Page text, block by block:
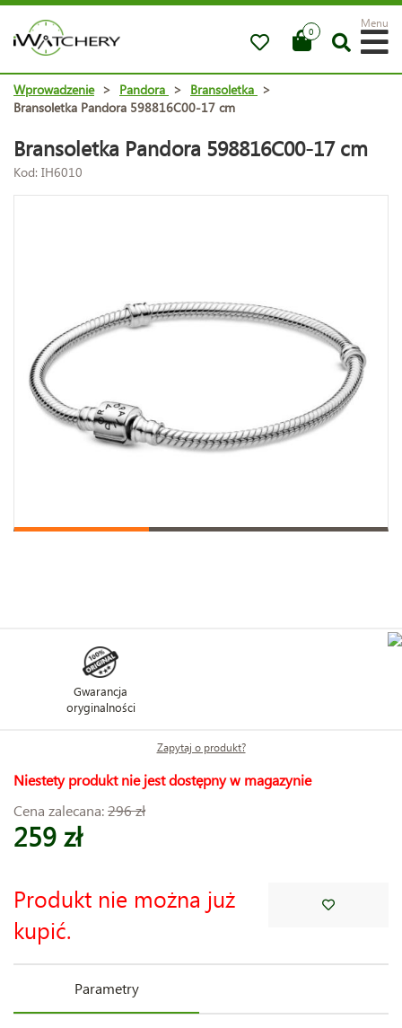
0
Menu
Wprowadzenie > Pandora > Bransoletka >
Bransoletka Pandora 598816C00-17 cm
Bransoletka Pandora 598816C00-17 cm
Kod: IH6010
Gwarancja
oryginalności
Zapytaj o produkt?
Niestety produkt nie jest dostępny w magazynie
Cena zalecana:296 zł
259 zł
Produkt nie można już
kupić.
Parametry